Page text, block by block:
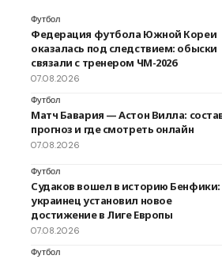
Футбол
Федерация футбола Южной Кореи
оказалась под следствием: обыски
связали с тренером ЧМ-2026
07.08.2026
Футбол
Матч Бавария — Астон Вилла:
прогноз и где смотреть онлайн
07.08.2026
Футбол
Судаков вошел в историю Бенфики:
украинец установил новое
достижение в Лиге Европы
07.08.2026
Футбол